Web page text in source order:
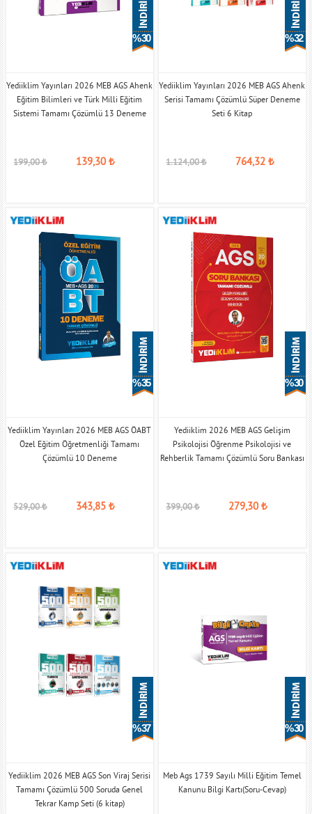
% 30
Yediiklim Yayınları 2026 MEB AGS Ahenk
Eğitim Bilimleri ve Türk Milli Eğitim
Sistemi Tamamı Çözümlü 13 Deneme
199,00₺ 139,30₺
% 32
Yediiklim Yayınları 2026 MEB AGS Ahenk
Serisi Tamamı Çözümlü Süper Deneme
Seti 6 Kitap
1.124,00₺ 764,32 ₺
% 35
Yediiklim Yayınları 2026 MEB AGS ÖABT
Özel Eğitim Öğretmenliği Tamamı
Çözümlü 10 Deneme
529,00₺ 343,85 ₺
% 30
Yediiklim 2026 MEB AGS Gelişim
Psikolojisi Öğrenme Psikolojisi ve
Rehberlik Tamamı Çözümlü Soru Bankası
399,00₺ 279,30₺
% 37
Yediiklim 2026 MEB AGS Son Viraj Serisi
Tamamı Çözümlü 500 Soruda Genel
Tekrar Kamp Seti (6 kitap)
% 30
Meb Ags 1739 Sayılı Milli Eğitim Temel
Kanunu Bilgi Kartı(Soru-Cevap)